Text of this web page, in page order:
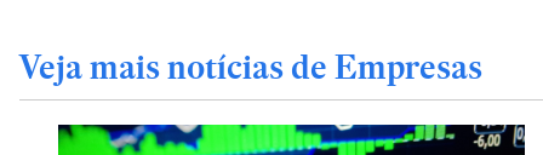
Veja mais notícias de Empresas